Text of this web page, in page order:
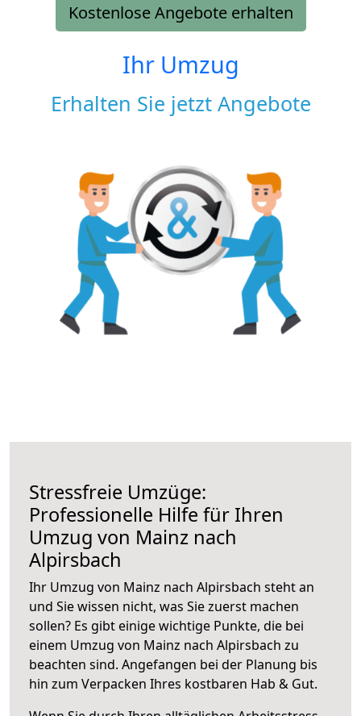
Kostenlose Angebote erhalten
Ihr Umzug
Erhalten Sie jetzt Angebote
Stressfreie Umzüge:
Professionelle Hilfe für Ihren
Umzug von Mainz nach
Alpirsbach
Ihr Umzug von Mainz nach Alpirsbach steht an
und Sie wissen nicht, was Sie zuerst machen
sollen? Es gibt einige wichtige Punkte, die bei
einem Umzug von Mainz nach Alpirsbach zu
beachten sind. Angefangen bei der Planung bis
hin zum Verpacken Ihres kostbaren Hab & Gut.